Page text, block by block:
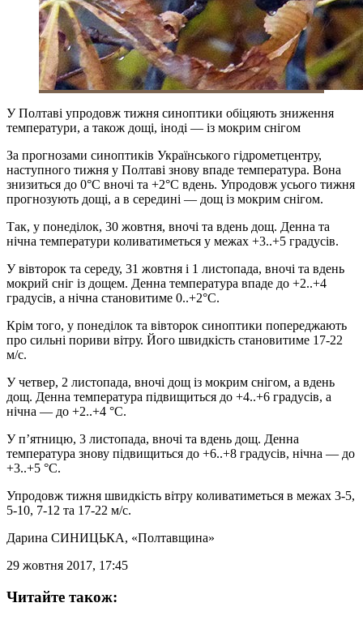
У Полтаві упродовж тижня синоптики обіцяють зниження
температури, а також дощі, іноді — із мокрим снігом
За прогнозами синоптиків Українського гідрометцентру,
наступного тижня у Полтаві знову впаде температура. Вона
знизиться до 0°С вночі та +2°С вдень. Упродовж усього тижня
прогнозують дощі, а в середині — дощ із мокрим снігом.
Так, у понеділок, 30 жовтня, вночі та вдень дощ. Денна та
нічна температури коливатиметься у межах +3..+5 градусів.
У вівторок та середу, 31 жовтня і 1 листопада, вночі та вдень
мокрий сніг із дощем. Денна температура впаде до +2..+4
градусів, а нічна становитиме 0..+2°С.
Крім того, у понеділок та вівторок синоптики попереджають
про сильні пориви вітру. Його швидкість становитиме 17-22
м/с.
У четвер, 2 листопада, вночі дощ із мокрим снігом, а вдень
дощ. Денна температура підвищиться до +4..+6 градусів, а
нічна — до +2..+4 °С.
У п’ятницю, 3 листопада, вночі та вдень дощ. Денна
температура знову підвищиться до +6..+8 градусів, нічна — до
+3..+5 °С.
Упродовж тижня швидкість вітру коливатиметься в межах 3-5,
5-10, 7-12 та 17-22 м/с.
Дарина СИНИЦЬКА, «Полтавщина»
29 жовтня 2017, 17:45
Читайте також: